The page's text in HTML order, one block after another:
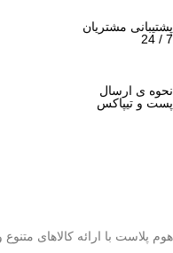
پشتیبانی مشتریان
7 / 24
نحوه ی ارسال
پست و تیپاکس
هوم پلاست با ارائه کالاهای